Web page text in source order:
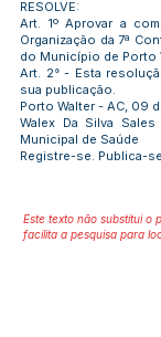
RESOLVE:
Art. 1º Aprovar a
Organização da 7ª
do Município de Porto
Art. 2° - Esta
sua publicação.
Porto Walter - AC, 09
Walex Da Silva
Municipal de Saúde
Registre-se. Publica-
Este texto não substitui o
facilita a pesquisa para